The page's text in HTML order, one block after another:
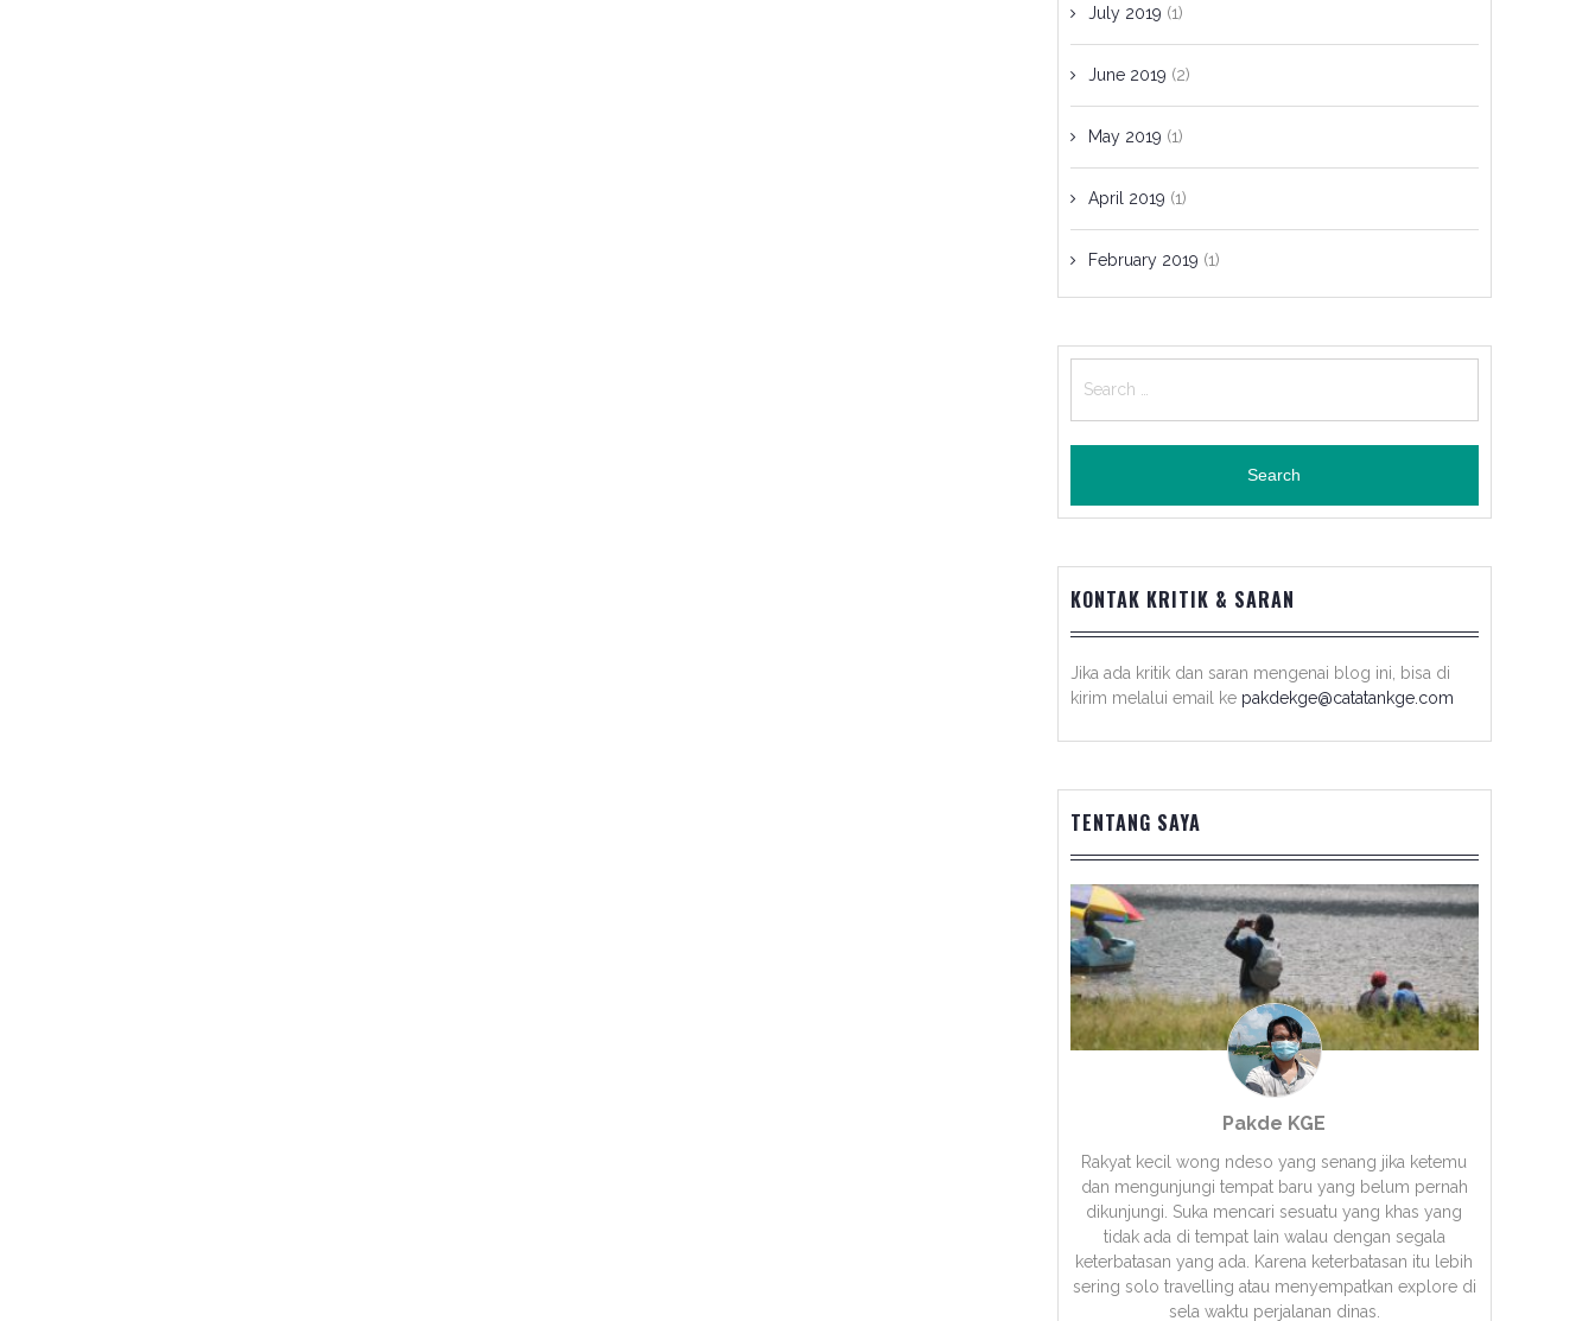
July 2019 (1)
June 2019 (2)
May 2019 (1)
April 2019 (1)
February 2019 (1)
for:
KONTAK KRITIK & SARAN
Jika ada kritik dan saran mengenai blog ini, bisa di
kirim melalui email ke pakdekge@catatankge.com
TENTANG SAYA
Pakde KGE
Rakyat kecil wong ndeso yang senang jika ketemu
dan mengunjungi tempat baru yang belum pernah
dikunjungi. Suka mencari sesuatu yang khas yang
tidak ada di tempat lain walau dengan segala
keterbatasan yang ada. Karena keterbatasan itu lebih
sering solo travelling atau menyempatkan explore di
sela waktu perjalanan dinas.